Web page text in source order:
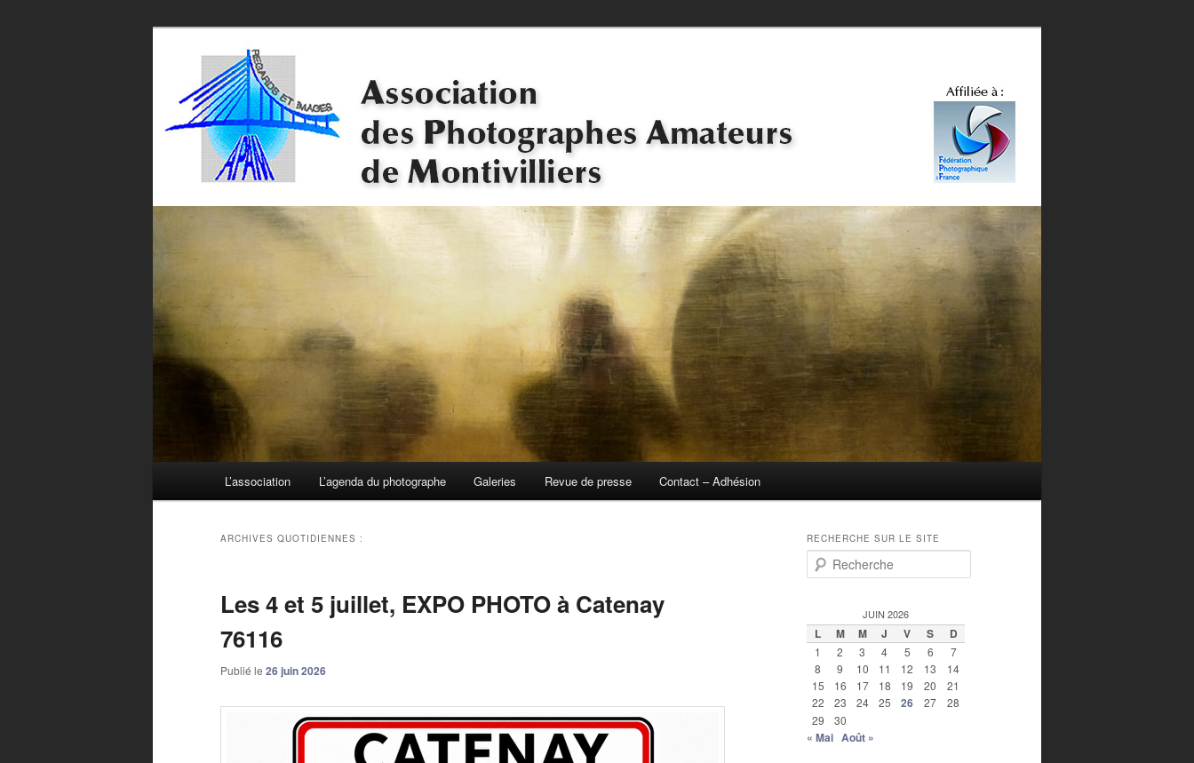
Aller au contenu principal
Aller au contenu secondaire
L’association L’agenda du photographe Galeries Revue de presse Contact – Adhésion
ARCHIVES QUOTIDIENNES :
Les 4 et 5 juillet, EXPO PHOTO à Catenay
76116
Publié le 26 juin 2026
RECHERCHE SUR LE SITE
Recherche
JUIN 2026
L M M J V S D
1 2 3 4 5 6
7
8
9 10 11 12 13
14
15
16 17 18 19 20
21
22
23 24 25 26 27
28
29
30
« Mai Août »